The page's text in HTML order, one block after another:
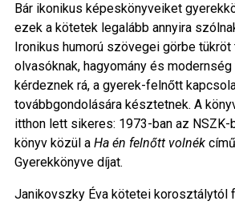
Bár ikonikus képeskönyveiket
ezek a kötetek legalább annyira
Ironikus humorú szövegei görbe tükröt
olvasóknak, hagyomány és
kérdeznek rá, a gyerek-felnőtt
továbbgondolására késztetnek. A
itthon lett sikeres: 1973-ban az
könyv közül a Ha én felnőtt volnék
Gyerekkönyve díjat.
Janikovszky Éva kötetei korosztálytól